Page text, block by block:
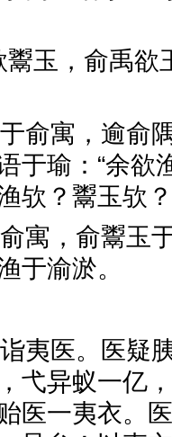
鬻玉，俞禹欲
俞寓，逾俞
于瑜：“余欲
欤？鬻玉欤？
寓，俞鬻玉
于渝淤。
夷医。医疑
弋异蚁一亿
医一夷衣。